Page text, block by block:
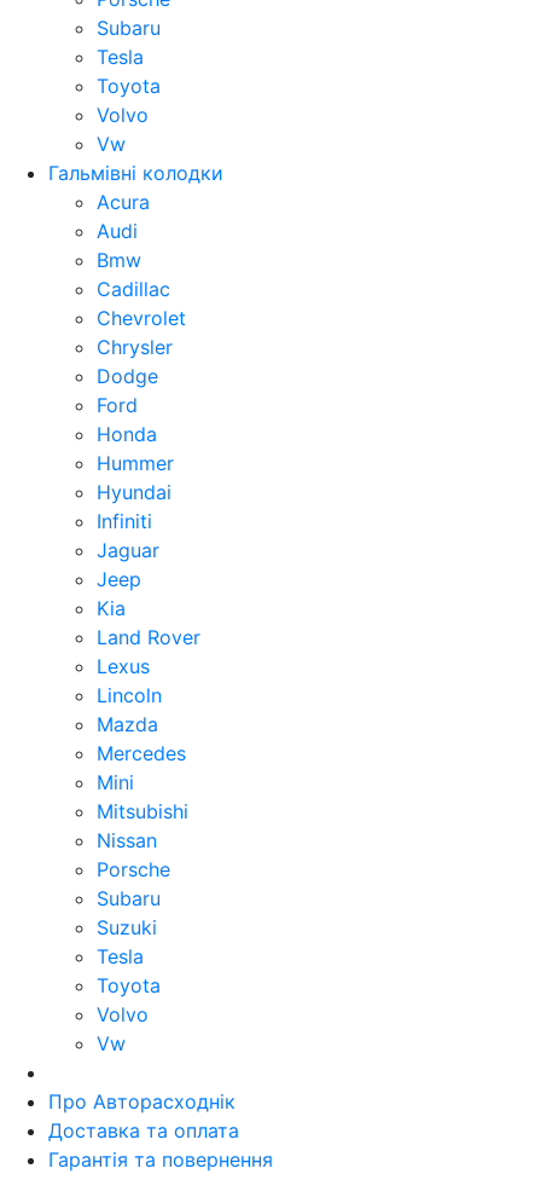
Subaru
Tesla
Toyota
Volvo
Vw
Гальмівні колодки
Acura
Audi
Bmw
Cadillac
Chevrolet
Chrysler
Dodge
Ford
Honda
Hummer
Hyundai
Infiniti
Jaguar
Jeep
Kia
Land Rover
Lexus
Lincoln
Mazda
Mercedes
Mini
Mitsubishi
Nissan
Porsche
Subaru
Suzuki
Tesla
Toyota
Volvo
Vw
Про Авторасходнік
Доставка та оплата
Гарантія та повернення